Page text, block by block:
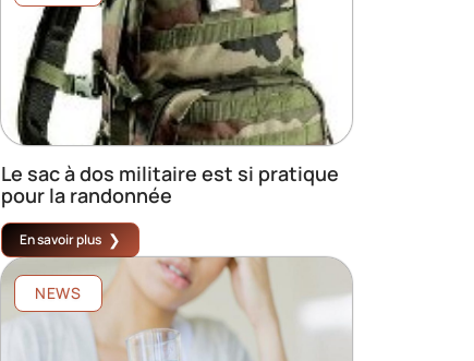
Le sac à dos militaire est si pratique
pour la randonnée
En savoir plus
NEWS